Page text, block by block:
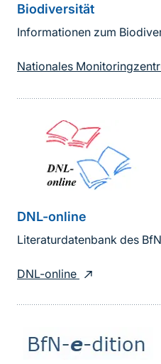
Biodiversität
Informationen zum
Nationales
DNL-online
Literaturdatenbank des BfN
DNL-online